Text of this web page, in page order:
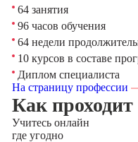
64 занятия
96 часов обучения
64 недели
10 курсов в составе
Диплом специалиста
На страницу профессии
Как проходит
Учитесь онлайн
где угодно